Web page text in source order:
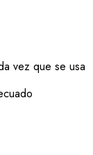
vez que se usa